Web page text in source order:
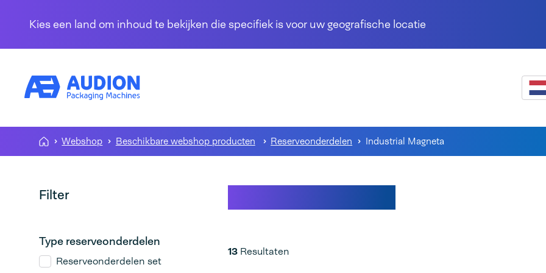
Kies een land om inhoud te bekijken die specifiek is voor uw geografische locatie
Webshop Beschikbare webshop producten Reserveonderdelen Industrial Magneta
Filter
Type reserveonderdelen
Reserveonderdelen set
13 Resultaten